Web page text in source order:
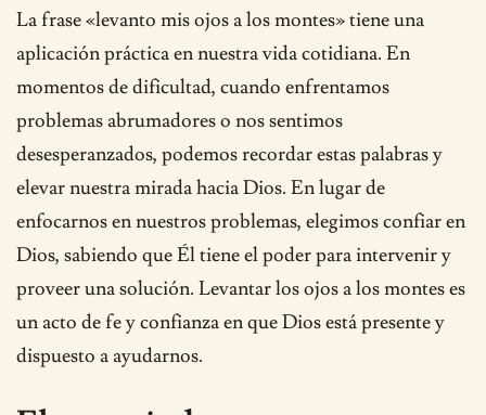
La frase «levanto mis ojos a los montes» tiene una
aplicación práctica en nuestra vida cotidiana. En
momentos de dificultad, cuando enfrentamos
problemas abrumadores o nos sentimos
desesperanzados, podemos recordar estas palabras y
elevar nuestra mirada hacia Dios. En lugar de
enfocarnos en nuestros problemas, elegimos confiar en
Dios, sabiendo que Él tiene el poder para intervenir y
proveer una solución. Levantar los ojos a los montes es
un acto de fe y confianza en que Dios está presente y
dispuesto a ayudarnos.